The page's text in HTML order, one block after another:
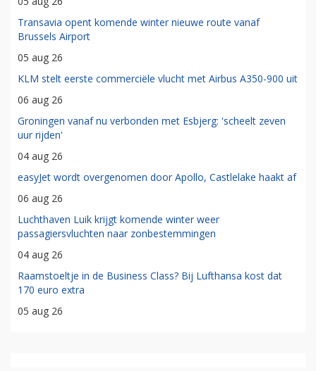
Transavia opent komende winter nieuwe route vanaf
Brussels Airport
05 aug 26
KLM stelt eerste commerciële vlucht met Airbus A350-900 uit
06 aug 26
Groningen vanaf nu verbonden met Esbjerg: 'scheelt zeven
uur rijden'
04 aug 26
easyJet wordt overgenomen door Apollo, Castlelake haakt af
06 aug 26
Luchthaven Luik krijgt komende winter weer
passagiersvluchten naar zonbestemmingen
04 aug 26
Raamstoeltje in de Business Class? Bij Lufthansa kost dat
170 euro extra
05 aug 26